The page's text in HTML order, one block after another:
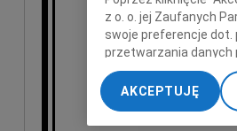
najszczersze
z o. o. jej Zaufanych
swoje preferencje dot.
przetwarzania danych
„Ustawienia
My, nasi Zaufani
dokładnych danych
AKCEPTUJĘ